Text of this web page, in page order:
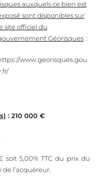
auxquels ce bien est
sont disponibles sur
site officiel du
Géorisques:
www.georisques.gou
: 210 000 €
soit 5,00% TTC du prix du
l’acquéreur.